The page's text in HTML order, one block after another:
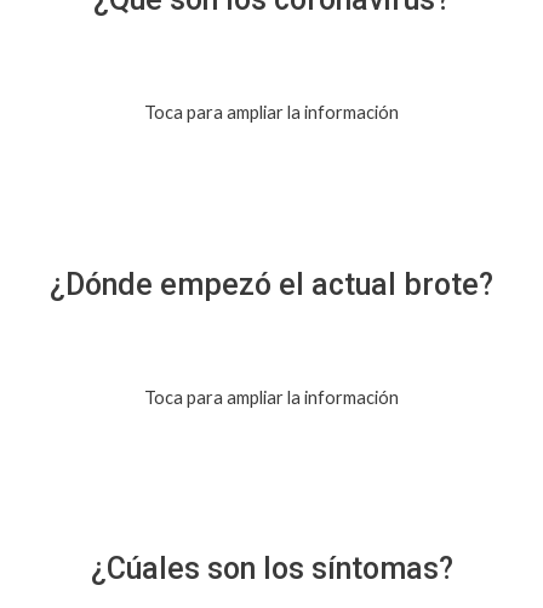
Toca para ampliar la información
¿Dónde empezó el actual brote?
Toca para ampliar la información
¿Cúales son los síntomas?